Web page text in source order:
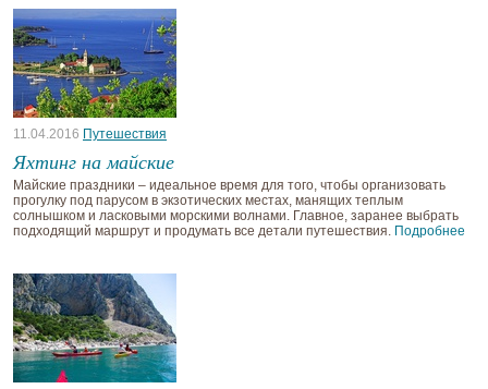
11.04.2016 Путешествия
Яхтинг на майские
Майские праздники – идеальное время для того, чтобы организовать
прогулку под парусом в экзотических местах, манящих теплым
солнышком и ласковыми морскими волнами. Главное, заранее выбрать
подходящий маршрут и продумать все детали путешествия. Подробнее